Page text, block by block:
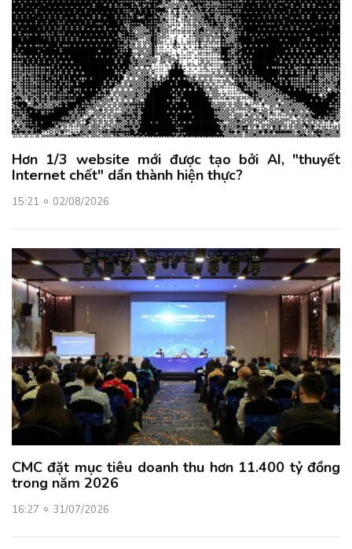
Hơn 1/3 website mới được tạo bởi AI, "thuyết
Internet chết" dần thành hiện thực?
15:21 02/08/2026
CMC đặt mục tiêu doanh thu hơn 11.400 tỷ đồng
trong năm 2026
16:27 31/07/2026